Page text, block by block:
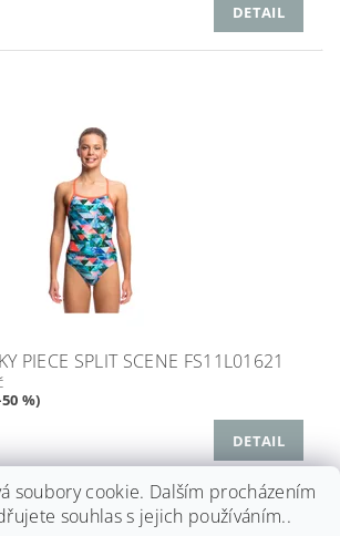
DETAIL
PIECE SPLIT SCENE FS11L01621
%)
DETAIL
soubory cookie. Dalším procházením
souhlas s jejich používáním..